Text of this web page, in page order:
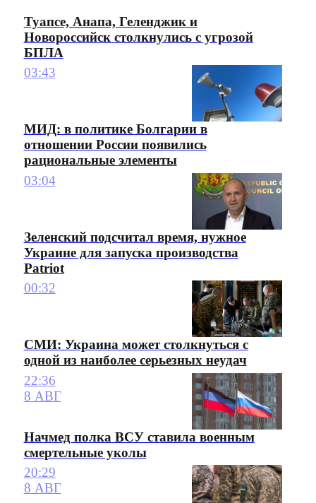
Туапсе, Анапа, Геленджик и
Новороссийск столкнулись с угрозой
БПЛА
03:43
МИД: в политике Болгарии в
отношении России появились
рациональные элементы
03:04
Зеленский подсчитал время, нужное
Украине для запуска производства
Patriot
00:32
СМИ: Украина может столкнуться с
одной из наиболее серьезных неудач
22:36
8 АВГ
Начмед полка ВСУ ставила военным
смертельные уколы
20:29
8 АВГ